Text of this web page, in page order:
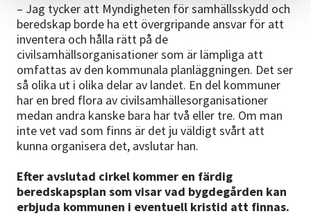
– Jag tycker att Myndigheten för samhällsskydd och
beredskap borde ha ett övergripande ansvar för att
inventera och hålla rätt på de
civilsamhällsorganisationer som är lämp­liga att
omfattas av den kommunala planläggningen. Det ser
så olika ut i olika delar av landet. En del kommu­ner
har en bred flora av civilsamhäl­lesorganisationer
medan andra kanske bara har två eller tre. Om man
inte vet vad som finns är det ju väldigt svårt att
kunna organisera det, avslutar han.
Efter avslutad cirkel kommer en färdig
beredskapsplan som visar vad bygdegården kan
erbjuda kommunen i eventuell kristid att finnas.